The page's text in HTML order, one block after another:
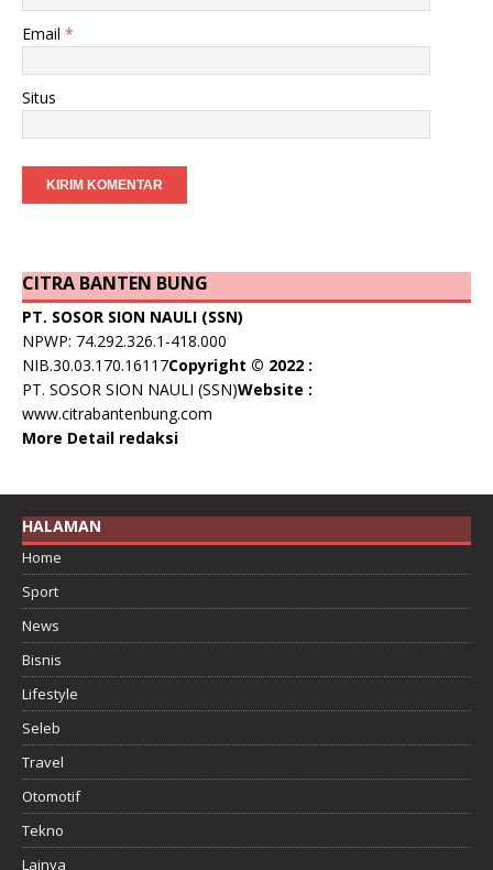
Email *
Situs
CITRA BANTEN BUNG
PT. SOSOR SION NAULI (SSN)
NPWP: 74.292.326.1-418.000
NIB.30.03.170.16117Copyright © 2022 :
PT. SOSOR SION NAULI (SSN)Website :
www.citrabantenbung.com
More Detail redaksi
HALAMAN
Home
Sport
News
Bisnis
Lifestyle
Seleb
Travel
Otomotif
Tekno
Lainya